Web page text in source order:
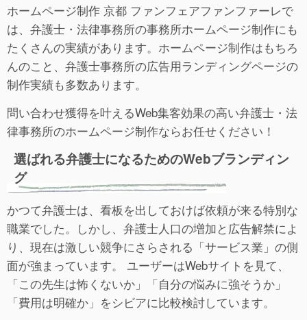
ホームページ制作 京都 ファンフェアファンファーレで
は、弁護士・法律事務所の事務所ホームページ制作にも
たくさんの実績があります。ホームページ制作はもちろ
んのこと、弁護士事務所の広告用ランディングページの
制作実績も多数あります。
問い合わせ獲得を叶えるWeb集客効果の高い弁護士・法
律事務所のホームページ制作ならお任せください！
選ばれる弁護士になるためのWebブランディン
グ
かつて弁護士は、看板を出しておけば依頼が来る特別な
職業でした。しかし、弁護士人口の増加と広告解禁によ
り、現在は激しい競争にさらされる「サービス業」の側
面が強まっています。 ユーザーはWebサイトを見て、
「この先生は怖くないか」「自分の悩みに強そうか」
「費用は明確か」をシビアに比較検討しています。